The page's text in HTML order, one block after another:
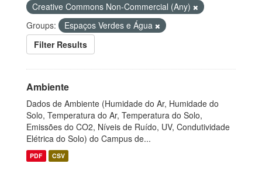
Creative Commons Non-Commercial (Any)
Groups:
Espaços Verdes e Água
Filter Results
Ambiente
Dados de Ambiente (Humidade do Ar, Humidade do
Solo, Temperatura do Ar, Temperatura do Solo,
Emissões do CO2, Níveis de Ruído, UV, Condutividade
Elétrica do Solo) do Campus de...
PDF CSV